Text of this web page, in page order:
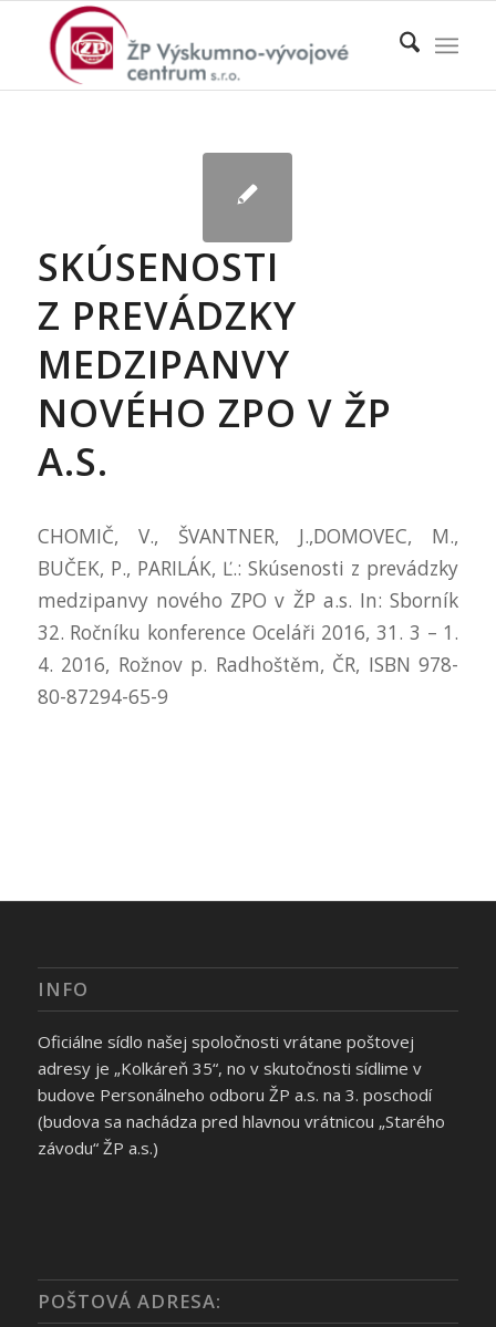
SKÚSENOSTI
Z PREVÁDZKY
MEDZIPANVY
NOVÉHO ZPO V ŽP
A.S.
CHOMIČ, V., ŠVANTNER, J.,DOMOVEC, M.,
BUČEK, P., PARILÁK, Ľ.: Skúsenosti z prevádzky
medzipanvy nového ZPO v ŽP a.s. In: Sborník
32. Ročníku konference Oceláři 2016, 31. 3 – 1.
4. 2016, Rožnov p. Radhoštěm, ČR, ISBN 978-
80-87294-65-9
INFO
Oficiálne sídlo našej spoločnosti vrátane poštovej
adresy je „Kolkáreň 35“, no v skutočnosti sídlime v
budove Personálneho odboru ŽP a.s. na 3. poschodí
(budova sa nachádza pred hlavnou vrátnicou „Starého
závodu“ ŽP a.s.)
POŠTOVÁ ADRESA: